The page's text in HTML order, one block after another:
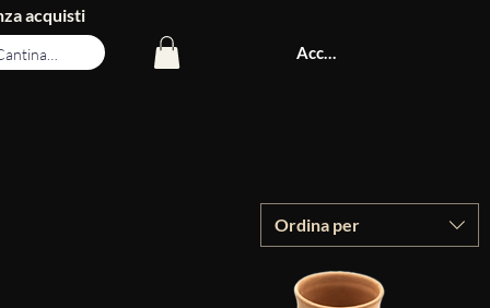
acquisti
Accedi
Ordina per